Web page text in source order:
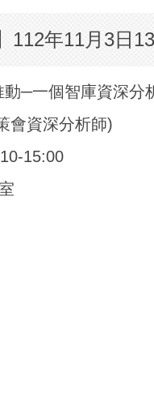
112年11月3日
─一個智庫資深分
會資深分析師)
15:00